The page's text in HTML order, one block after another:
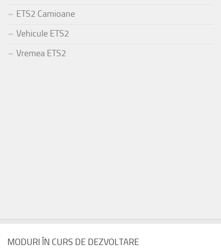
ETS2 Camioane
Vehicule ETS2
Vremea ETS2
MODURI ÎN CURS DE DEZVOLTARE